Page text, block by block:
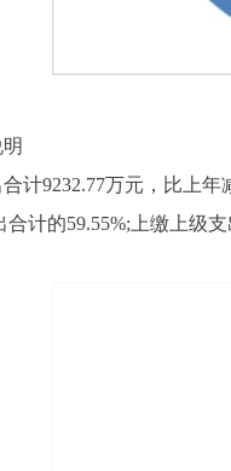
9232.77万元，比上年
合计的59.55%;上缴上级